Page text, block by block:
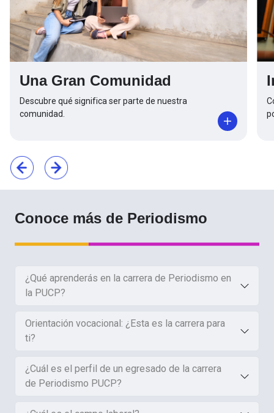
Una Gran Comunidad
Descubre qué significa ser parte de nuestra
comunidad.
Conoce más de Periodismo
¿Qué aprenderás en la carrera de Periodismo en
la PUCP?
Orientación vocacional: ¿Esta es la carrera para
ti?
¿Cuál es el perfil de un egresado de la carrera
de Periodismo PUCP?